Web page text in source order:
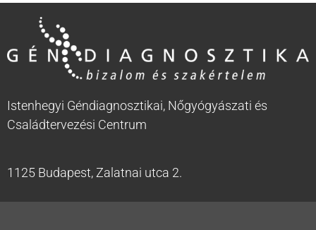
Istenhegyi Géndiagnosztikai, Nőgyógyászati és
Családtervezési Centrum
1125 Budapest, Zalatnai utca 2.